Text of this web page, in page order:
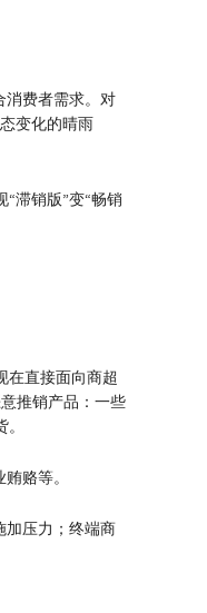
消费者需求。对
变化的晴雨
滞销版”变“畅销
在直接面向商超
推销产品：一些
赂等。
压力；终端商